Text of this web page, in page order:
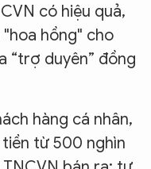
có hiệu quả,
hồng" cho
“trợ duyên” đồng
hàng cá nhân,
từ 500 nghìn